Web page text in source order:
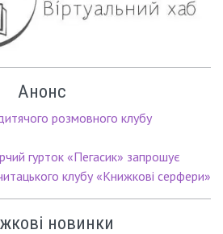
Анонс
розмовного клубу
гурток «Пегасик» запрошує
клубу «Книжкові серфери»
новинки